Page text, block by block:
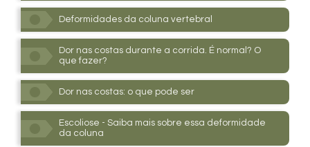
Deformidades da coluna vertebral
Dor nas costas durante a corrida. É normal? O
que fazer?
Dor nas costas: o que pode ser
Escoliose - Saiba mais sobre essa deformidade
da coluna